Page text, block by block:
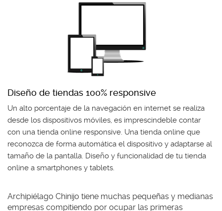
Diseño de tiendas 100% responsive
Un alto porcentaje de la navegación en internet se realiza
desde los dispositivos móviles, es imprescindeble contar
con una tienda online responsive. Una tienda online que
reconozca de forma automática el dispositivo y adaptarse al
tamaño de la pantalla. Diseño y funcionalidad de tu tienda
online a smartphones y tablets.
Archipiélago Chinijo tiene muchas pequeñas y medianas
empresas compitiendo por ocupar las primeras